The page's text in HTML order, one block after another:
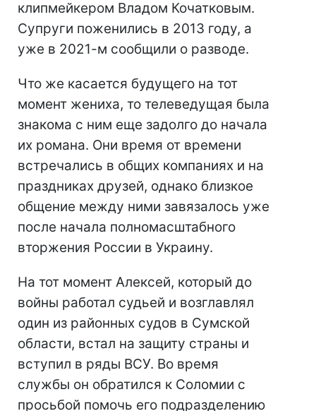
клипмейкером Владом Кочатковым.
Супруги поженились в 2013 году, а
уже в 2021-м сообщили о разводе.
Что же касается будущего на тот
момент жениха, то телеведущая была
знакома с ним еще задолго до начала
их романа. Они время от времени
встречались в общих компаниях и на
праздниках друзей, однако близкое
общение между ними завязалось уже
после начала полномасштабного
вторжения России в Украину.
На тот момент Алексей, который до
войны работал судьей и возглавлял
один из районных судов в Сумской
области, встал на защиту страны и
вступил в ряды ВСУ. Во время
службы он обратился к Соломии с
просьбой помочь его подразделению